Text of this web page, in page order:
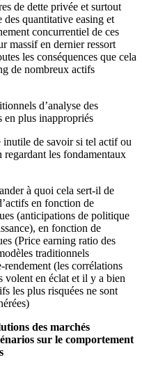
de dette privée et surtout
quantitative easing et
concurrentiel de ces
massif en dernier ressort
les conséquences que cela
de nombreux actifs
d’analyse des
en plus inappropriés
de savoir si tel actif ou
les fondamentaux
à quoi cela sert-il de
en fonction de
(anticipations de politique
en fonction de
(Price earning ratio des
traditionnels
(les corrélations
volent en éclat et il y a bien
les plus risquées ne sont
des marchés
sur le comportement